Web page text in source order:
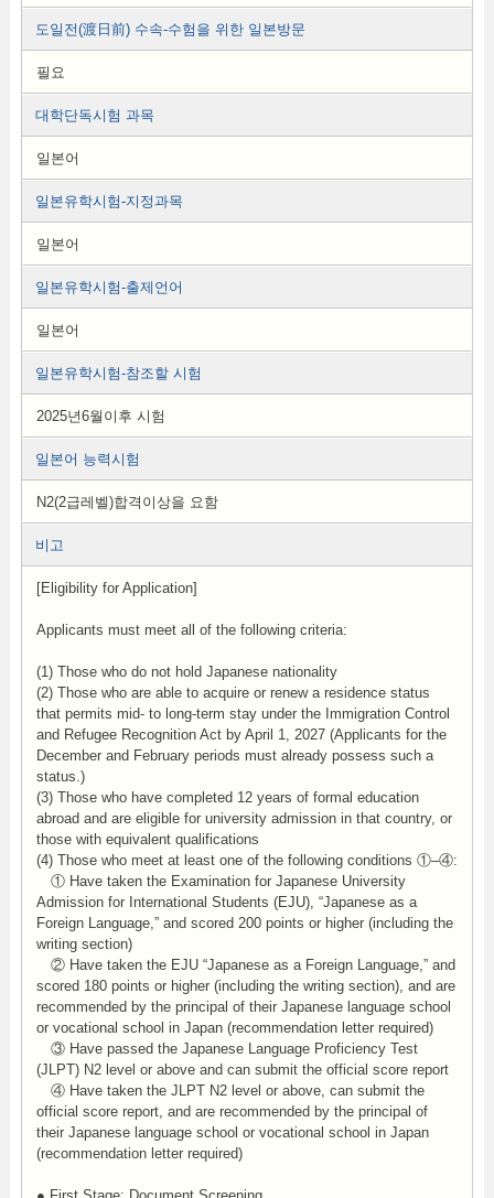
도일전(渡日前) 수속-수험을 위한 일본방문
필요
대학단독시험 과목
일본어
일본유학시험-지정과목
일본어
일본유학시험-출제언어
일본어
일본유학시험-참조할 시험
2025년6월이후 시험
일본어 능력시험
N2(2급레벨)합격이상을 요함
비고
[Eligibility for Application]
Applicants must meet all of the following criteria:
(1) Those who do not hold Japanese nationality
(2) Those who are able to acquire or renew a residence status
that permits mid- to long-term stay under the Immigration Control
and Refugee Recognition Act by April 1, 2027 (Applicants for the
December and February periods must already possess such a
status.)
(3) Those who have completed 12 years of formal education
abroad and are eligible for university admission in that country, or
those with equivalent qualifications
(4) Those who meet at least one of the following conditions ①–④:
① Have taken the Examination for Japanese University
Admission for International Students (EJU), “Japanese as a
Foreign Language,” and scored 200 points or higher (including the
writing section)
② Have taken the EJU “Japanese as a Foreign Language,” and
scored 180 points or higher (including the writing section), and are
recommended by the principal of their Japanese language school
or vocational school in Japan (recommendation letter required)
③ Have passed the Japanese Language Proficiency Test
(JLPT) N2 level or above and can submit the official score report
④ Have taken the JLPT N2 level or above, can submit the
official score report, and are recommended by the principal of
their Japanese language school or vocational school in Japan
(recommendation letter required)